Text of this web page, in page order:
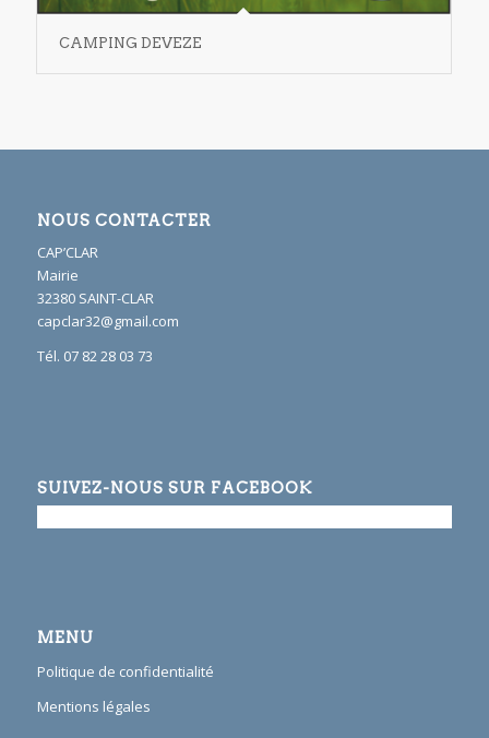
CAMPING DEVEZE
NOUS CONTACTER
CAP’CLAR
Mairie
32380 SAINT-CLAR
capclar32@gmail.com
Tél. 07 82 28 03 73
SUIVEZ-NOUS SUR FACEBOOK
MENU
Politique de confidentialité
Mentions légales